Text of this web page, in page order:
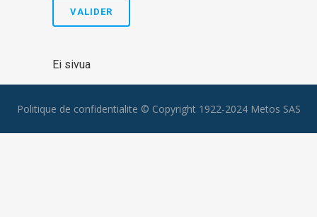
Ei sivua
Politique de confidentialite © Copyright 1922-2024 Metos SAS